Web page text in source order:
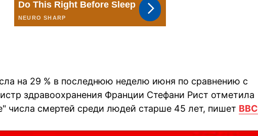
на 29 % в последнюю неделю июня по сравнению с
здравоохранения Франции Стефани Рист отметила
числа смертей среди людей старше 45 лет, пишет BBC